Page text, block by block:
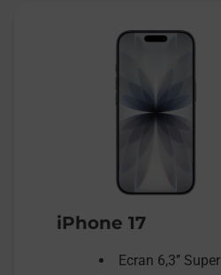
iPhone 17
Ecran 6,3’’ Super